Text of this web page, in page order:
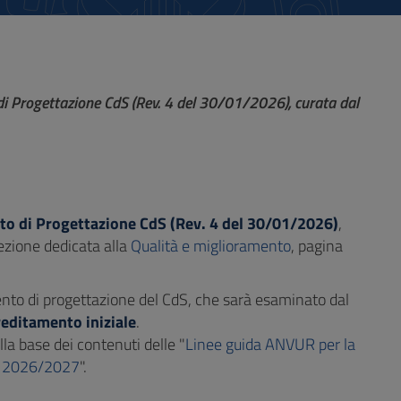
Progettazione CdS (Rev. 4 del 30/01/2026), curata dal
di Progettazione CdS (Rev. 4 del 30/01/2026),
dedicata allaQualità e miglioramento, pagina
di progettazione del CdS, che sarà esaminato dal
iniziale.
base dei contenuti delle "Linee guida ANVUR per la
2026/2027".